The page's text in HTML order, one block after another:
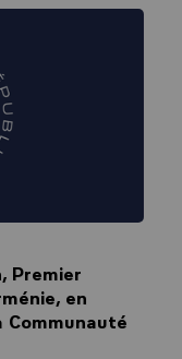
Premier
en